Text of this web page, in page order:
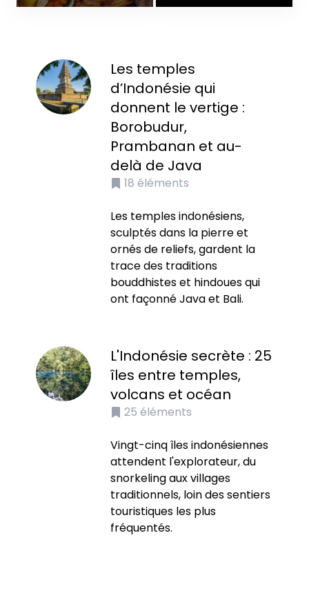
Les temples
d’Indonésie qui
donnent le vertige :
Borobudur,
Prambanan et au-
delà de Java
18 éléments
Les temples indonésiens,
sculptés dans la pierre et
ornés de reliefs, gardent la
trace des traditions
bouddhistes et hindoues qui
ont façonné Java et Bali.
L'Indonésie secrète : 25
îles entre temples,
volcans et océan
25 éléments
Vingt-cinq îles indonésiennes
attendent l'explorateur, du
snorkeling aux villages
traditionnels, loin des sentiers
touristiques les plus
fréquentés.